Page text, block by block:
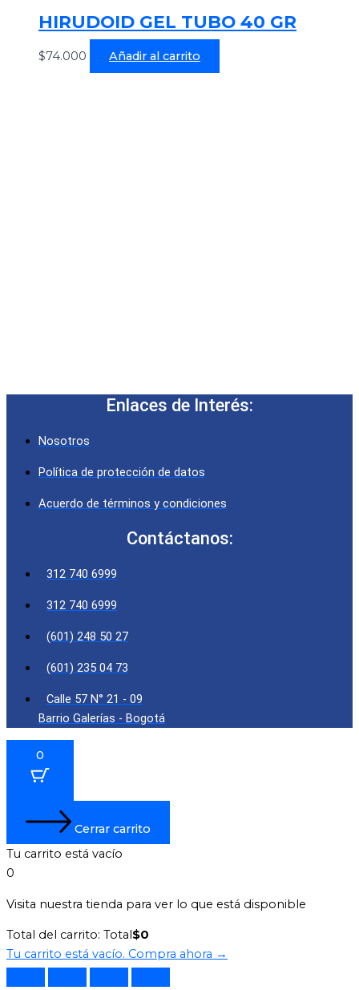
HIRUDOID GEL TUBO 40 GR
$74.000 Añadir al carrito
Enlaces de Interés:
Nosotros
Política de protección de datos
Acuerdo de términos y condiciones
Contáctanos:
312 740 6999
312 740 6999
(601) 248 50 27
(601) 235 04 73
Calle 57 N° 21 - 09
Barrio Galerías - Bogotá
0
Cerrar carrito
Tu carrito está vacío
0
Visita nuestra tienda para ver lo que está disponible
Total del carrito: Total$0
Tu carrito está vacío. Compra ahora →